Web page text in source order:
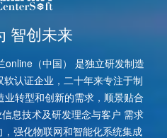
智创未来
online（中国） 是独立研发制造
认证企业，二十年来专注于制
转型和创新的需求，顺景贴合
息技术及研发理念与客户 需求
强化物联网和智能化系统集成